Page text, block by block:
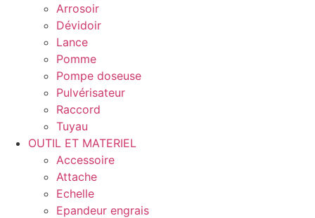
Arrosoir
Dévidoir
Lance
Pomme
Pompe doseuse
Pulvérisateur
Raccord
Tuyau
OUTIL ET MATERIEL
Accessoire
Attache
Echelle
Epandeur engrais